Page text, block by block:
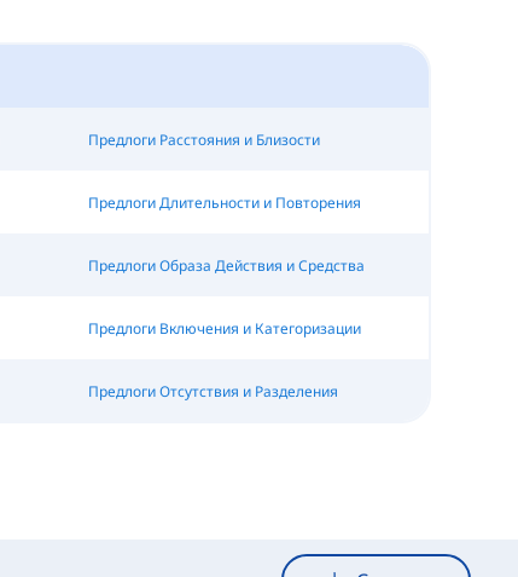
Предлоги Расстояния и Близости
Предлоги Длительности и Повторения
Предлоги Образа Действия и Средства
Предлоги Включения и Категоризации
Предлоги Отсутствия и Разделения